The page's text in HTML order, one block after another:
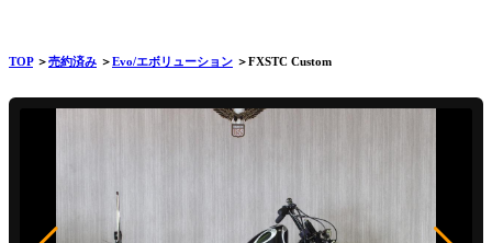
TOP＞売約済み ＞Evo/エボリューション ＞FXSTC Custom